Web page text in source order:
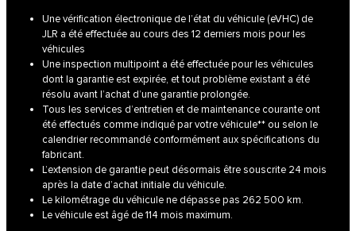
Une vérification électronique de l’état du véhicule (eVHC) de
JLR a été effectuée au cours des 12 derniers mois pour les
véhicules
Une inspection multipoint a été effectuée pour les véhicules
dont la garantie est expirée, et tout problème existant a été
résolu avant l’achat d’une garantie prolongée.
Tous les services d’entretien et de maintenance courante ont
été effectués comme indiqué par votre véhicule** ou selon le
calendrier recommandé conformément aux spécifications du
fabricant.
L’extension de garantie peut désormais être souscrite 24 mois
après la date d’achat initiale du véhicule.
Le kilométrage du véhicule ne dépasse pas 262 500 km.
Le véhicule est âgé de 114 mois maximum.